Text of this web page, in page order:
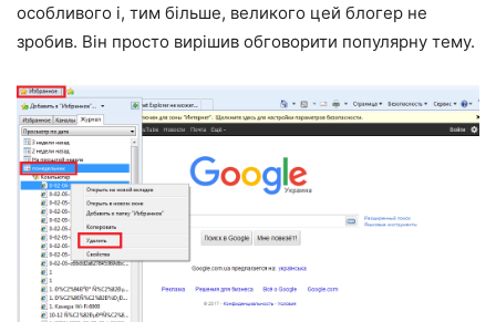
особливого і, тим більше, великого цей блогер не
зробив. Він просто вирішив обговорити популярну тему.